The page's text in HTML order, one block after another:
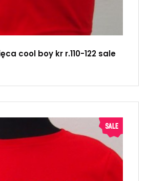
cool boy kr r.110-122 sale